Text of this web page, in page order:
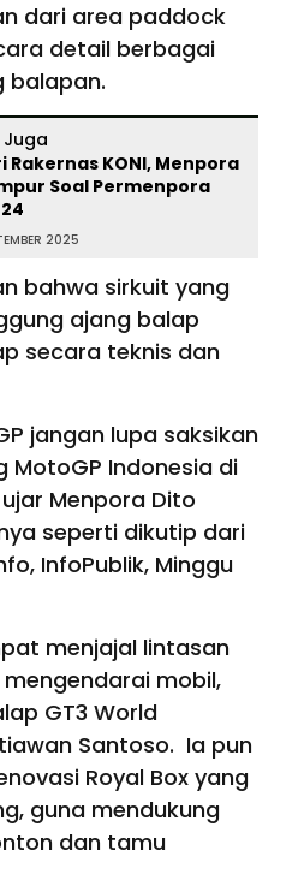
dari area paddock
detail berbagai
balapan.
Rakernas KONI, Menpora
Soal Permenpora
2025
bahwa sirkuit yang
ajang balap
secara teknis dan
jangan lupa saksikan
MotoGP Indonesia di
Menpora Dito
seperti dikutip dari
InfoPublik, Minggu
menjajal lintasan
mobil,
GT3 World
Santoso. Ia pun
Royal Box yang
guna mendukung
dan tamu